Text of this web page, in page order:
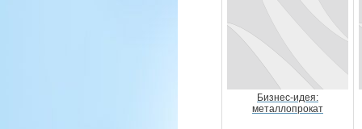
Бизнес-идея:
металлопрокат